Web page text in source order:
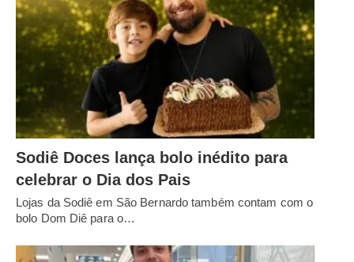
Sodiê Doces lança bolo inédito para
celebrar o Dia dos Pais
Lojas da Sodiê em São Bernardo também contam com o
bolo Dom Diê para o…